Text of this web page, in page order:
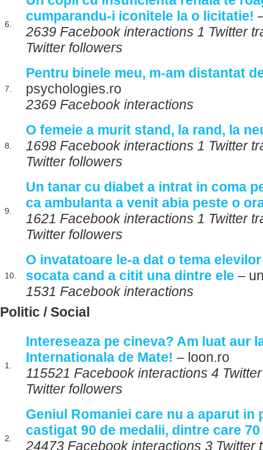
6.
cumparandu-i iconitele la o licitatie!
2639 Facebook interactions 1 Twitter
Twitter followers
7.
Pentru binele meu, m-am distantat
psychologies.ro
2369 Facebook interactions
8.
O femeie a murit stand, la rand, la
1698 Facebook interactions 1 Twitter
Twitter followers
9.
Un tanar cu diabet a intrat in coma
ca ambulanta a venit abia peste o
1621 Facebook interactions 1 Twitter
Twitter followers
10.
O invatatoare le-a dat o tema
socata cand a citit una dintre ele –
1531 Facebook interactions
Politic / Social
1.
Intereseaza pe cineva? Am luat aur
Internationala de Mate! – loon.ro
115521 Facebook interactions 4
Twitter followers
2.
Geniul Romaniei care nu a aparut in
castigat 90 de medalii, dintre care
24473 Facebook interactions 3 Twitter